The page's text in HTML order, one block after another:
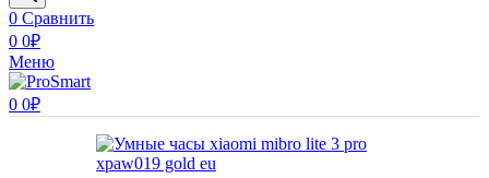
0 Сравнить
0 0₽
Меню
0 0₽